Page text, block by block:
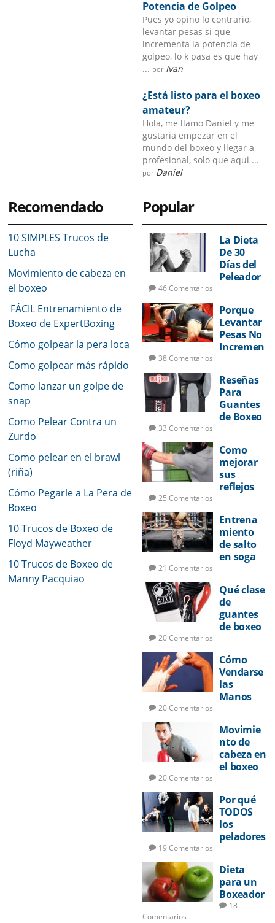
Potencia de Golpeo
Pues yo opino lo contrario,
levantar pesas si que
incrementa la potencia de
golpeo, lo k pasa es que hay
... por Ivan
¿Está listo para el boxeo
amateur?
Hola, me llamo Daniel y me
gustaria empezar en el
mundo del boxeo y llegar a
profesional, solo que aqui ...
por Daniel
Recomendado
10 SIMPLES Trucos de
Lucha
Movimiento de cabeza en
el boxeo
FÁCIL Entrenamiento de
Boxeo de ExpertBoxing
Cómo golpear la pera loca
Como golpear más rápido
Como lanzar un golpe de
snap
Como Pelear Contra un
Zurdo
Como pelear en el brawl
(riña)
Cómo Pegarle a La Pera de
Boxeo
10 Trucos de Boxeo de
Floyd Mayweather
10 Trucos de Boxeo de
Manny Pacquiao
Popular
La Dieta
De 30
Días del
Peleador
46 Comentarios
Porque
Levantar
Pesas No
Incremen
de Golpeo
38 Comentarios
Reseñas
Para
Guantes
de Boxeo
33 Comentarios
Como
mejorar
sus
reflejos
25 Comentarios
Entrena
miento
de salto
en soga
21 Comentarios
Qué clase
de
guantes
de boxeo
20 Comentarios
Cómo
Vendarse
las
Manos
20 Comentarios
Movimie
nto de
cabeza en
el boxeo
20 Comentarios
Por qué
TODOS
los
peladores
a boxear
19 Comentarios
Dieta
para un
Boxeador
18
Comentarios